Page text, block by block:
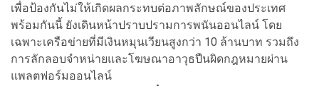
เพื่อป้องกันไม่ให้เกิดผลกระทบต่อภาพลักษณ์ของประเทศ
พร้อมกันนี้ ยังเดินหน้าปราบปรามการพนันออนไลน์ โดย
เฉพาะเครือข่ายที่มีเงินหมุนเวียนสูงกว่า 10 ล้านบาท รวมถึง
การลักลอบจำหน่ายและโฆษณาอาวุธปืนผิดกฎหมายผ่าน
แพลตฟอร์มออนไลน์